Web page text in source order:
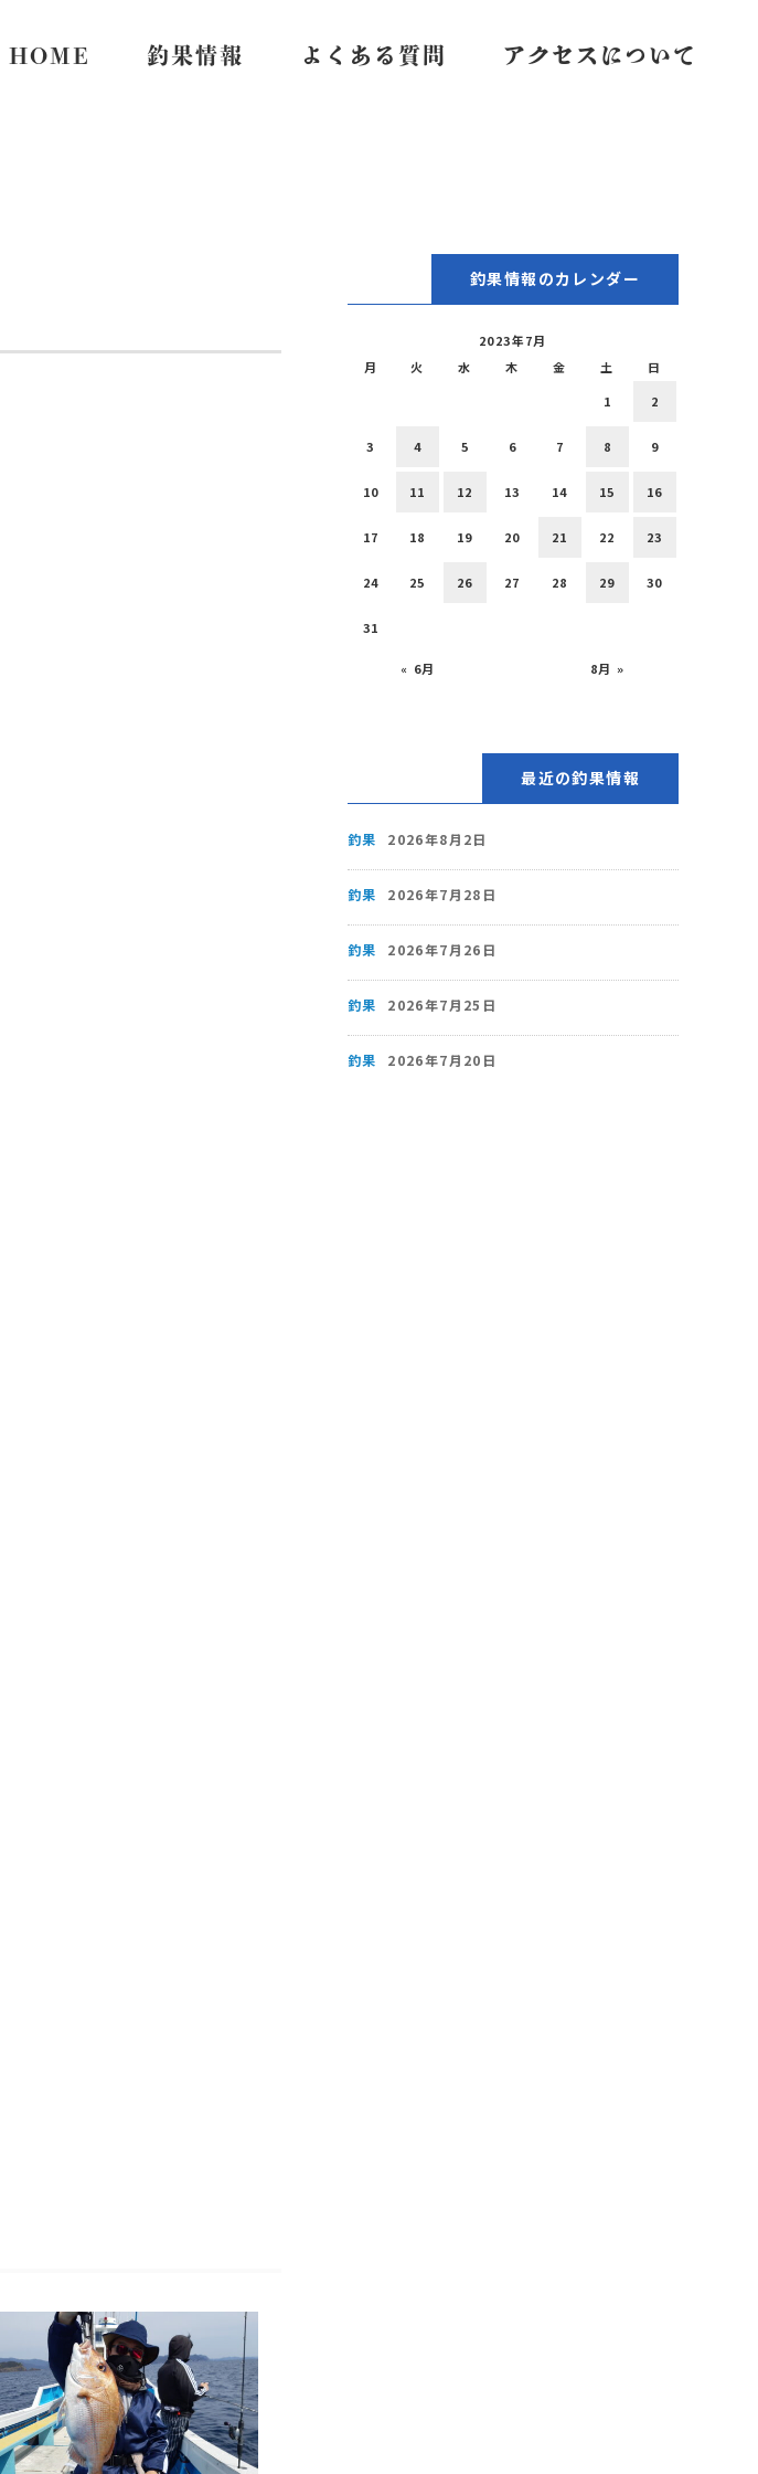
HOME 釣果情報 よくある質問 アクセスについて
釣果情報のカレンダー
2023年7月
月
火 水 木 金 土 日
« 6月 8月 »
1 2
3 4 5 6 7 8 9
10 11 12 13 14 15 16
17 18 19 20 21 22 23
24 25 26 27 28 29 30
31
最近の釣果情報
釣果 2026年8月2日
釣果 2026年7月28日
釣果 2026年7月26日
釣果 2026年7月25日
釣果 2026年7月20日